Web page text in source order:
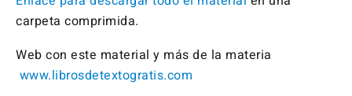
carpeta comprimida.
Web con este material y más de la materia
www.librosdetextogratis.com